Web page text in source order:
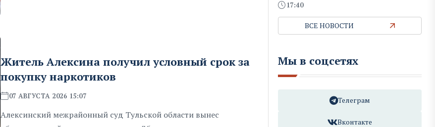
Житель Алексина получил условный срок за
покупку наркотиков
07 АВГУСТА 2026 15:07
Алексинский межрайонный суд Тульской области вынес
17:40
ВСЕ НОВОСТИ
Мы в соцсетях
Телеграм
Вконтакте